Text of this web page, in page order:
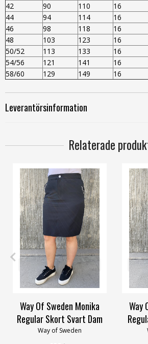
42
90 110 16
44
94 114 16
46
98 118 16
48
103 123 16
50/52
113 133 16
54/56
121 141 16
58/60
129 149 16
Leverantörsinformation
Relaterade
34 38 46 54/56
Way Of Sweden Monika
Regular Skort Svart Dam
Way of Sweden
36 38
Way